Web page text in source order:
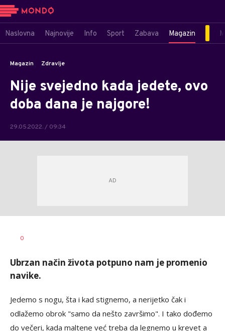
Naslovna Najnovije Info Sport Zabava Magazin
Magazin Zdravlje
Nije svejedno kada jedete, ovo
doba dana je najgore!
29.05.2022. / 09:34
AUTOR
0
Ubrzan način života potpuno nam je promenio
navike.
Jedemo s nogu, šta i kad stignemo, a nerijetko čak i
odlažemo obrok "samo da nešto završimo". I tako dođemo
do večeri, kada maltene već treba da legnemo u krevet a